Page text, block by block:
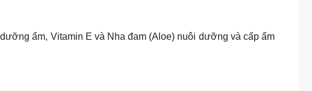
ẩm, Vitamin E và Nha đam (Aloe) nuôi dưỡng và cấp ẩm